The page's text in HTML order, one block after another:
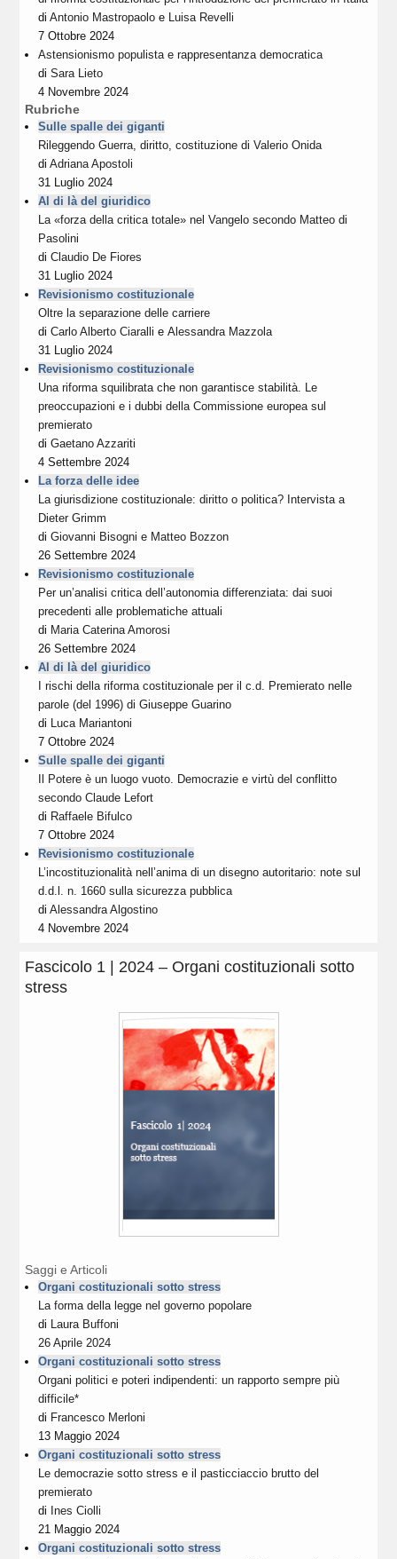
diAntonio Mastropaolo e Luisa Revelli
7 Ottobre 2024
Astensionismo populista e rappresentanza democratica
diSara Lieto
4 Novembre 2024
Rubriche
Sulle spalle dei giganti
Rileggendo Guerra, diritto, costituzione di Valerio Onida
diAdriana Apostoli
31 Luglio 2024
Al di là del giuridico
La «forza della critica totale» nel Vangelo secondo Matteo di
Pasolini
diClaudio De Fiores
31 Luglio 2024
Revisionismo costituzionale
Oltre la separazione delle carriere
diCarlo Alberto Ciaralli eAlessandra Mazzola
31 Luglio 2024
Revisionismo costituzionale
Una riforma squilibrata che non garantisce stabilità. Le
preoccupazioni e i dubbi della Commissione europea sul
premierato
diGaetano Azzariti
4 Settembre 2024
La forza delle idee
La giurisdizione costituzionale: diritto o politica? Intervista a
Dieter Grimm
diGiovanni Bisogni e Matteo Bozzon
26 Settembre 2024
Revisionismo costituzionale
Per un’analisi critica dell’autonomia differenziata: dai suoi
precedenti alle problematiche attuali
di Maria Caterina Amorosi
26 Settembre 2024
Al di là del giuridico
I rischi della riforma costituzionale per il c.d. Premierato nelle
parole (del 1996) di Giuseppe Guarino
di Luca Mariantoni
7 Ottobre 2024
Sulle spalle dei giganti
Il Potere è un luogo vuoto. Democrazie e virtù del conflitto
secondo Claude Lefort
di Raffaele Bifulco
7 Ottobre 2024
Revisionismo costituzionale
L’incostituzionalità nell’anima di un disegno autoritario: note sul
d.d.l. n. 1660 sulla sicurezza pubblica
diAlessandra Algostino
4 Novembre 2024
Fascicolo 1 | 2024 – Organi costituzionali sotto
stress
Saggi e Articoli
Organi costituzionali sotto stress
La forma della legge nel governo popolare
di Laura Buffoni
26 Aprile 2024
Organi costituzionali sotto stress
Organi politici e poteri indipendenti: un rapporto sempre più
difficile*
di Francesco Merloni
13 Maggio 2024
Organi costituzionali sotto stress
Le democrazie sotto stress e il pasticciaccio brutto del
premierato
di Ines Ciolli
21 Maggio 2024
Organi costituzionali sotto stress